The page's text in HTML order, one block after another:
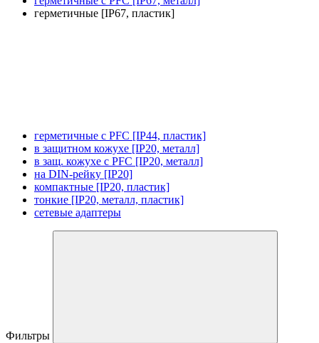
герметичные [IP67, пластик]
герметичные с PFC [IP44, пластик]
в защитном кожухе [IP20, металл]
в защ. кожухе с PFC [IP20, металл]
на DIN-рейку [IP20]
компактные [IP20, пластик]
тонкие [IP20, металл, пластик]
сетевые адаптеры
Фильтры